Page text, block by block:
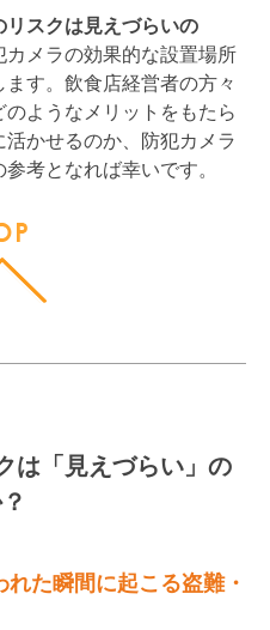
リスクは見えづらいの
カメラの効果的な設置場所
す。飲食店経営者の方々
ようなメリットをもたら
かせるのか、防犯カメラ
考となれば幸いです。
は「見えづらい」の
た瞬間に起こる盗難・